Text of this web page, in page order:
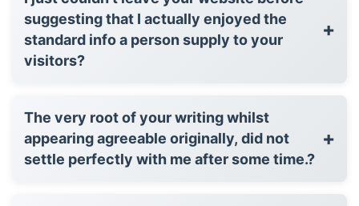
suggesting that I actually enjoyed the
standard info a person supply to your
visitors?
+
The very root of your writing whilst
appearing agreeable originally, did not
settle perfectly with me after some time.?
+